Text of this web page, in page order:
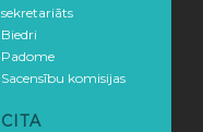
sekretariāts
Biedri
Padome
Sacensību komisijas
CITA